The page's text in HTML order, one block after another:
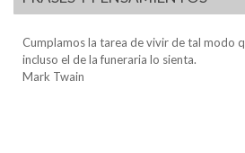
Cumplamos la tarea de vivir de tal modo
incluso el de la funeraria lo sienta.
Mark Twain